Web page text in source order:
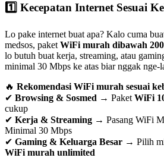
1️⃣ Kecepatan Internet Sesuai
Lo pake internet buat apa? Kalo cuma
medsos, paket WiFi murah dibawah
lo butuh buat kerja, streaming, atau
minimal 30 Mbps ke atas biar nggak nge-
🔥 Rekomendasi WiFi murah sesuai
✔ Browsing & Sosmed → Paket WiFi
cukup
✔ Kerja & Streaming → Pasang WiFi
Minimal 30 Mbps
✔ Gaming & Keluarga Besar → Pilih
WiFi murah unlimited